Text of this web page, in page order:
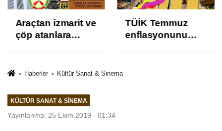
Araçtan izmarit ve
çöp atanlara
izmariti
TÜİK Temmuz
enflasyonunu
Haberler Kültür Sanat & Sinema
KÜLTÜR SANAT & SINEMA
Yayınlanma: 25 Ekim 2019 - 01:34